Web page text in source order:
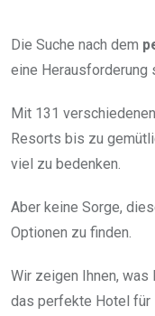
Die Suche nach dem
eine Herausforderung
Mit 131
Resorts bis zu
viel zu bedenken.
Aber keine Sorge,
Optionen zu finden.
Wir zeigen Ihnen,
das perfekte Hotel für